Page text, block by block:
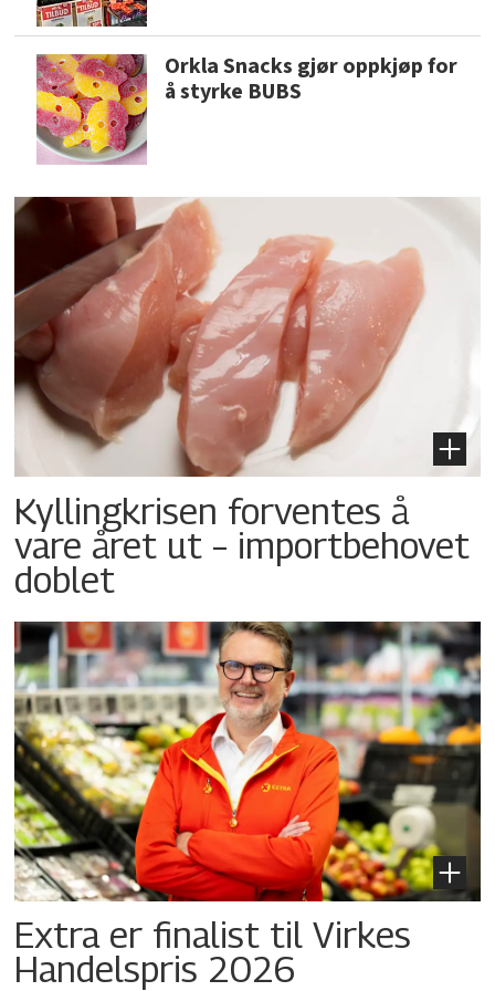
Orkla Snacks gjør oppkjøp for
å styrke BUBS
Kyllingkrisen forventes å
vare året ut – importbehovet
doblet
Extra er finalist til Virkes
Handelspris 2026